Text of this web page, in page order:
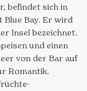
befindet sich in
Bay. Er wird
Insel bezeichnet.
und einen
von der Bar auf
Romantik.